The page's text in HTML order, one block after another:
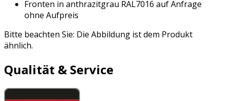
Fronten in anthrazitgrau RAL7016 auf Anfrage
ohne Aufpreis
Bitte beachten Sie: Die Abbildung ist dem Produkt
ähnlich.
Qualität & Service